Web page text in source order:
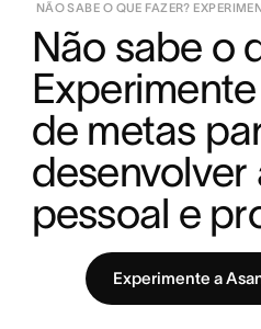
NÃO SABE O QUE FAZER?
Não sabe o
de metas
desenvolver
pessoal e
Experimente a